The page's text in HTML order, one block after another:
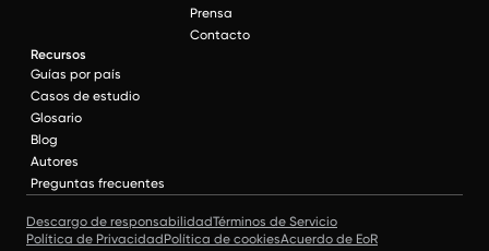
Prensa
Contacto
Recursos
Guías por país
Casos de estudio
Glosario
Blog
Autores
Preguntas frecuentes
Descargo de responsabilidadTérminos de Servicio
Política de PrivacidadPolítica de cookiesAcuerdo de EoR